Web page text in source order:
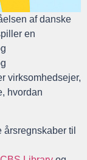
af danske
en
virksomhedsejer,
hvordan
til